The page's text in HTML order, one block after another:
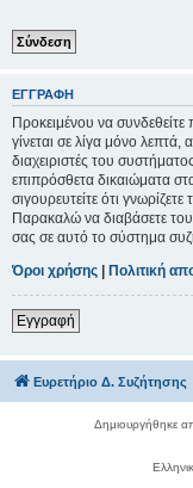
ΕΓΓΡΑΦΉ
Προκειμένου να
γίνεται σε λίγα μόνο
διαχειριστές του
επιπρόσθετα δικαιώματα
σιγουρευτείτε ότι
Παρακαλώ να διαβάσετε
σας σε αυτό το σύστημα
Όροι χρήσης | Πολιτική
Εγγραφή
Ευρετήριο Δ. Συζήτησης
Δημιουργήθηκε